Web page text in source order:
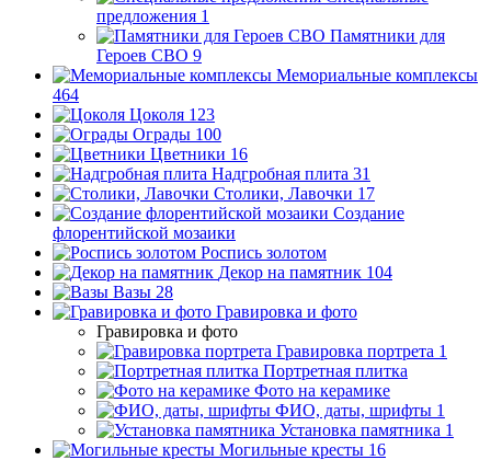
предложения 1
Памятники для
Героев СВО 9
Мемориальные комплексы
464
Цоколя 123
Ограды 100
Цветники 16
Надгробная плита 31
Столики, Лавочки 17
Создание
флорентийской мозаики
Роспись золотом
Декор на памятник 104
Вазы 28
Гравировка и фото
Гравировка и фото
Гравировка портрета 1
Портретная плитка
Фото на керамике
ФИО, даты, шрифты 1
Установка памятника 1
Могильные кресты 16